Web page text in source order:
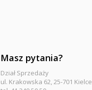
Masz pytania?
Dział Sprzedaży
ul. Krakowska 62, 25-701 Kielce